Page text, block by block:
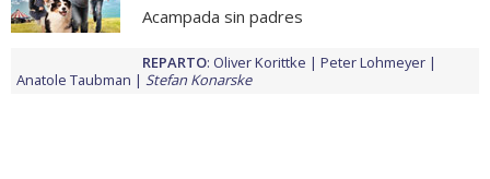
Acampada sin padres
REPARTO: Oliver Korittke
Peter Lohmeyer
Anatole Taubman
Stefan Konarske